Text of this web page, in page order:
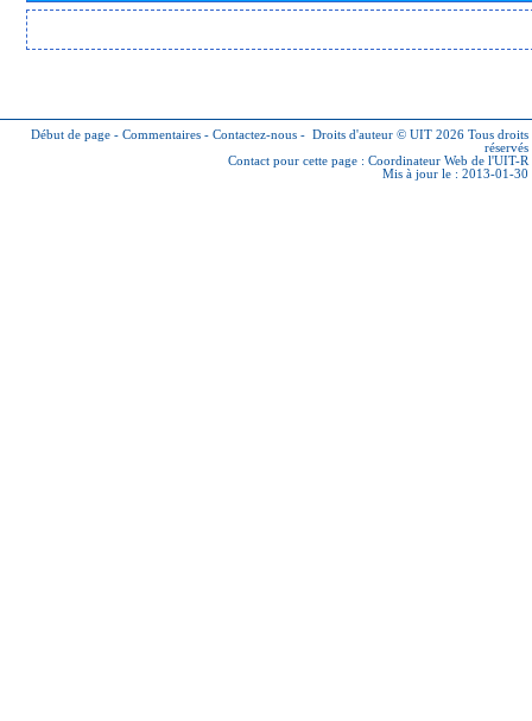
Début de page - Commentaires - Contactez-nous - Droits d'auteur © UIT 2026 Tous droits
réservés
Contact pour cette page : Coordinateur Web de l'UIT-R
Mis à jour le : 2013-01-30